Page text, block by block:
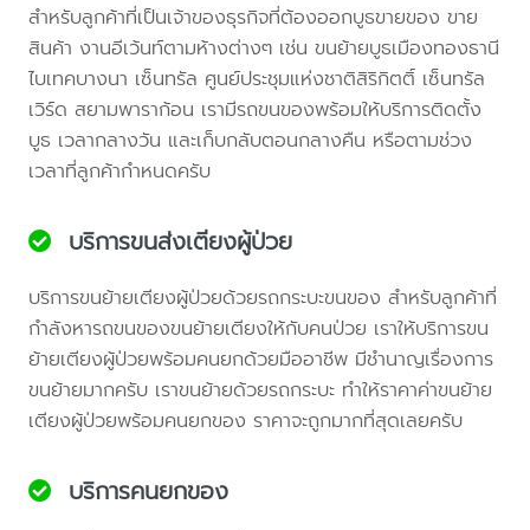
สำหรับลูกค้าที่เป็นเจ้าของธุรกิจที่ต้องออกบูธขายของ ขาย
สินค้า งานอีเว้นท์ตามห้างต่างๆ เช่น ขนย้ายบูธเมืองทองธานี
ไบเทคบางนา เซ็นทรัล ศูนย์ประชุมแห่งชาติสิริกิตติ์ เซ็นทรัล
เวิร์ด สยามพาราก้อน เรามีรถขนของพร้อมให้บริการติดตั้ง
บูธ เวลากลางวัน และเก็บกลับตอนกลางคืน หรือตามช่วง
เวลาที่ลูกค้ากำหนดครับ
บริการขนส่งเตียงผู้ป่วย
บริการขนย้ายเตียงผู้ป่วยด้วยรถกระบะขนของ สำหรับลูกค้าที่
กำลังหารถขนของขนย้ายเตียงให้กับคนป่วย เราให้บริการขน
ย้ายเตียงผู้ป่วยพร้อมคนยกด้วยมืออาชีพ มีชำนาญเรื่องการ
ขนย้ายมากครับ เราขนย้ายด้วยรถกระบะ ทำให้ราคาค่าขนย้าย
เตียงผู้ป่วยพร้อมคนยกของ ราคาจะถูกมากที่สุดเลยครับ
บริการคนยกของ